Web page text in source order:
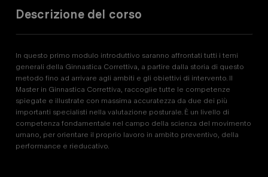
Descrizione del corso
In questo primo modulo introduttivo saranno affrontati tutti i temi
generali della Ginnastica Correttiva, a partire dalla storia di questo
metodo fino ad arrivare agli ambiti e gli obiettivi di intervento. Il
Master in Ginnastica Correttiva, raccoglie tutte le competenze
spiegate e illustrate con massima accuratezza da due dei più
importanti specialisti nella valutazione posturale. È un livello di
competenza fondamentale nel campo della scienza del movimento
umano, per orientare il proprio lavoro in ambito preventivo, della
performance e rieducativo.